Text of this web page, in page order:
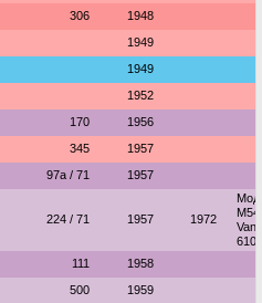
306 1948
1949
1949
1952
170 1956
345 1957
97a / 71 1957
224 / 71 1957 1972
111 1958
500 1959